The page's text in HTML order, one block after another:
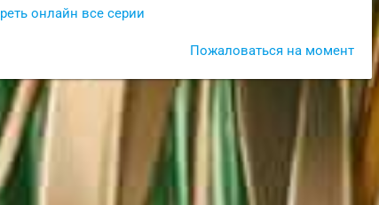
онлайн все серии
Пожаловаться на момент